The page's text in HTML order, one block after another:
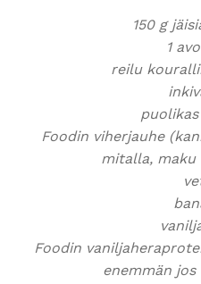
150 g
1
reilu
Foodin viherjauhe
mitalla, maku
Foodin
enemmän